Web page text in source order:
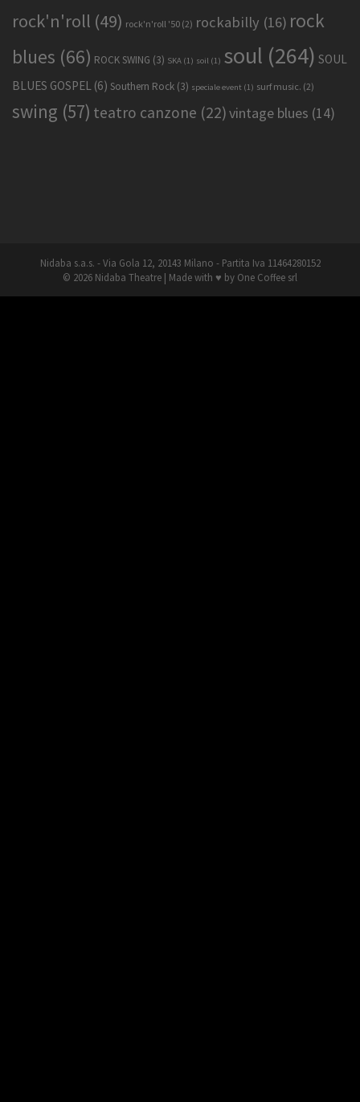
rock'n'roll (49) rock'n'roll '50 (2) rockabilly (16) rock
blues (66) ROCK SWING (3) SKA (1) soil (1) soul (264) SOUL
BLUES GOSPEL (6) Southern Rock (3) speciale event (1) surf music. (2)
swing (57) teatro canzone (22)vintage blues (14)
Nidaba s.a.s. - Via Gola 12, 20143 Milano - Partita Iva 11464280152
© 2026 Nidaba Theatre | Made with ♥ by One Coffee srl